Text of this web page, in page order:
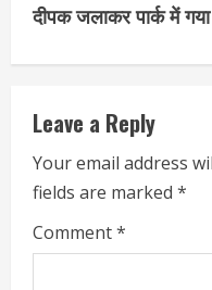
दीपक जलाकर पार्क में
Leave a Reply
Your email address
fields are marked *
Comment*